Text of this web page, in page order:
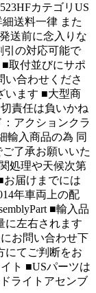
カテゴリUS
送料一律 また
送前に念入りな
引の対応可能で
■取付並びにサポ
い合わせくださ
います ■大型商
責任は負いかね
：アクションクラ
輸入商品の為 同
了承お願いいた
処理や天候次第
お届けまでには
年車両上の配
■輸入品
に左右されます
お問い合わせ下
にてご判断をお
ト ■USパーツは
ライトアセンブ